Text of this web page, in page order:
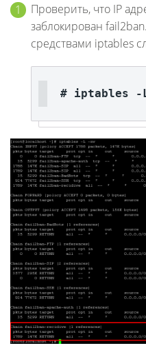
Проверить, что IP
заблокирован
средствами iptables
# iptables -